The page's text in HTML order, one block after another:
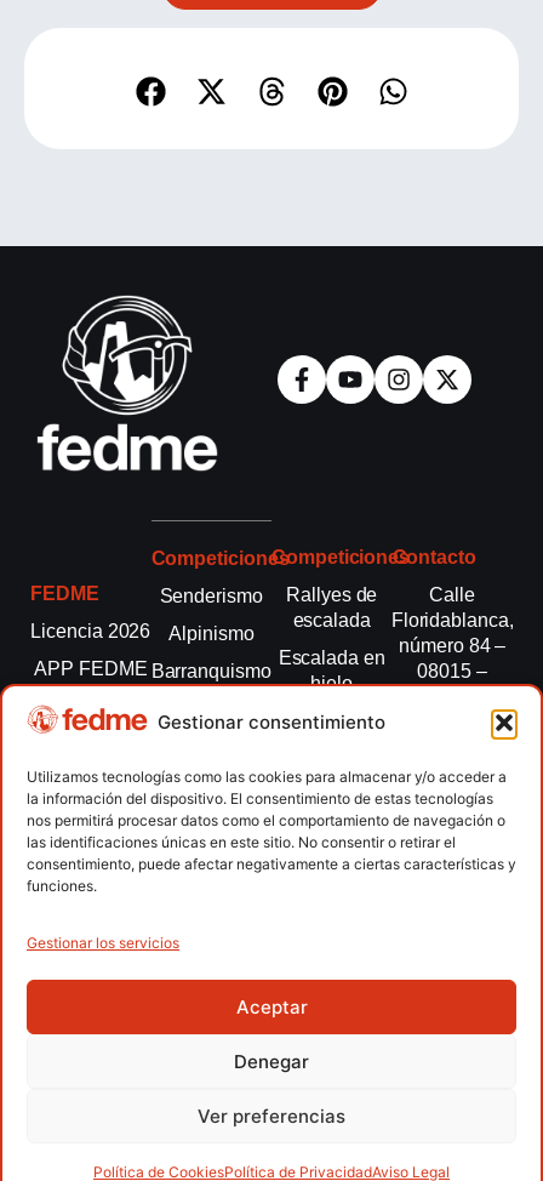
Gestionar consentimiento
Utilizamos tecnologías como las cookies para almacenar y/o acceder a
la información del dispositivo. El consentimiento de estas tecnologías
nos permitirá procesar datos como el comportamiento de navegación o
las identificaciones únicas en este sitio. No consentir o retirar el
consentimiento, puede afectar negativamente a ciertas características y
funciones.
Gestionar los servicios
Aceptar
Denegar
Ver preferencias
Política de CookiesPolítica de PrivacidadAviso Legal
FEDME
Licencia 2026
APP FEDME
Transparencia
autonómicas
Clubes
Contacto
Competiciones
Senderismo
Alpinismo
Barranquismo
montaña
Escalada
Escalada
paralimpica
Competiciones
Rallyes de
escalada
Escalada en
hielo
Esquí de
Marcha
Nórdica
Raquetas de
nieve
Contacto
Calle
Floridablanca,
número 84 –
08015 –
fedme@fedme.es
934 264 267
Copyright © 2026 Federación Española de Deportes de
Montaña y Escalada | Desarrollado porTOOOLS
Política de Privacidad APPAccesibilidad